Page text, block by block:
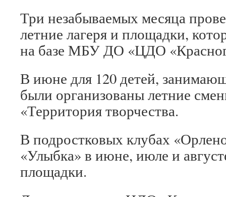
Три незабываемых месяца
летние лагеря и площадки,
на базе МБУ ДО «ЦДО
В июне для 120 детей,
были организованы летние
«Территория творчества.
В подростковых клубах
«Улыбка» в июне, июле и
площадки.